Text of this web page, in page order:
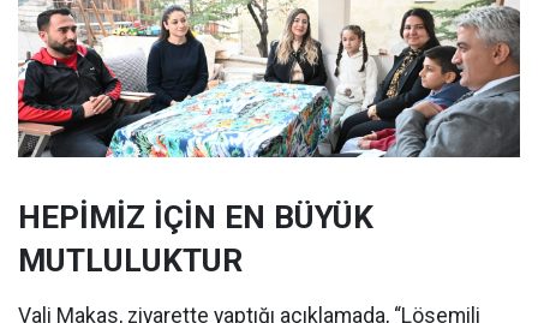
HEPİMİZ İÇİN EN BÜYÜK
MUTLULUKTUR
Vali Makas, ziyarette yaptığı açıklamada, “Lösemili